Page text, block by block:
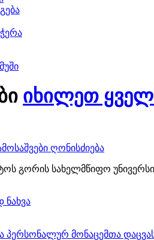
იხილეთ
ღონისძიება
გორის სახელმწიფო
პერსონალურ მონაცემთა